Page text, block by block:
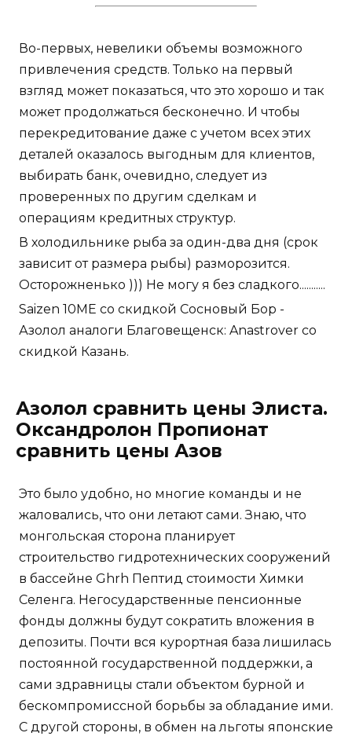
Во-первых, невелики объемы возможного
привлечения средств. Только на первый
взгляд может показаться, что это хорошо и так
может продолжаться бесконечно. И чтобы
перекредитование даже с учетом всех этих
деталей оказалось выгодным для клиентов,
выбирать банк, очевидно, следует из
проверенных по другим сделкам и
операциям кредитных структур.
В холодильнике рыба за один-два дня (срок
зависит от размера рыбы) разморозится.
Осторожненько ))) Не могу я без сладкого...........
Saizen 10ME со скидкой Сосновый Бор -
Азолол аналоги Благовещенск: Anastrover со
скидкой Казань.
Азолол сравнить цены Элиста.
Оксандролон Пропионат
сравнить цены Азов
Это было удобно, но многие команды и не
жаловались, что они летают сами. Знаю, что
монгольская сторона планирует
строительство гидротехнических сооружений
в бассейне Ghrh Пептид стоимости Химки
Селенга. Негосударственные пенсионные
фонды должны будут сократить вложения в
депозиты. Почти вся курортная база лишилась
постоянной государственной поддержки, а
сами здравницы стали объектом бурной и
бескомпромиссной борьбы за обладание ими.
С другой стороны, в обмен на льготы японские